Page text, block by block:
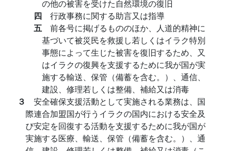
の他の被害を受けた自然環境の復旧
四 行政事務に関する助言又は指導
五 前各号に掲げるもののほか、人道的精神に
基づいて被災民を救援し若しくはイラク特別
事態によって生じた被害を復旧するため、又
はイラクの復興を支援するために我が国が実
施する輸送、保管（備蓄を含む。）、通信、
建設、修理若しくは整備、補給又は消毒
３ 安全確保支援活動として実施される業務は、国
際連合加盟国が行うイラクの国内における安全及
び安定を回復する活動を支援するために我が国が
実施する医療、輸送、保管（備蓄を含む。）、通